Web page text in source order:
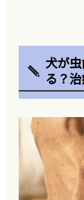
犬が
る？